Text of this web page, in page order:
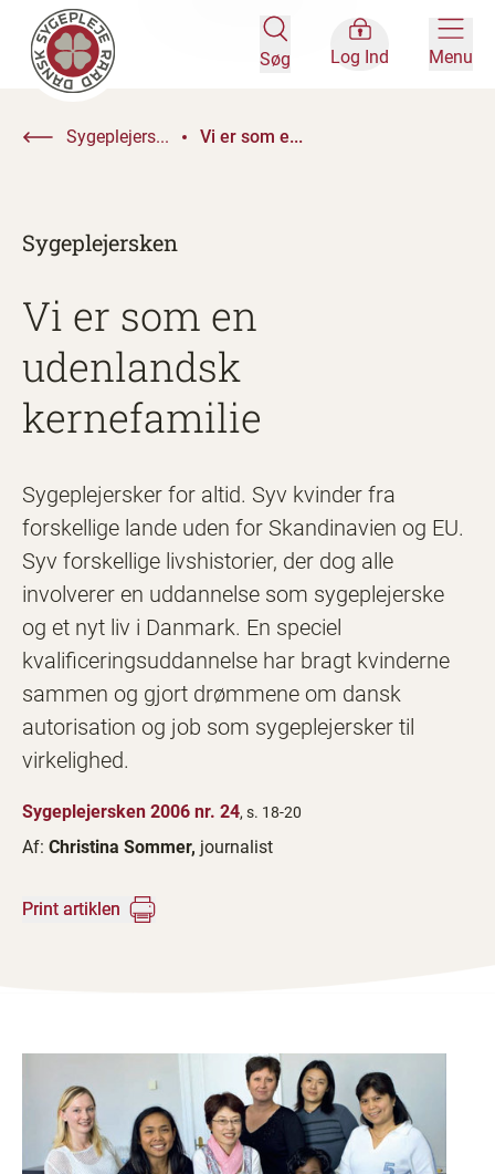
Søg Log Ind Menu
Sygeplejers... Vi er som e...
Sygeplejersken
Vi er som en
udenlandsk
kernefamilie
Sygeplejersker for altid. Syv kvinder fra
forskellige lande uden for Skandinavien og EU.
Syv forskellige livshistorier, der dog alle
involverer en uddannelse som sygeplejerske
og et nyt liv i Danmark. En speciel
kvalificeringsuddannelse har bragt kvinderne
sammen og gjort drømmene om dansk
autorisation og job som sygeplejersker til
virkelighed.
Sygeplejersken 2006 nr. 24, s. 18-20
Af: Christina Sommer, journalist
Print artiklen